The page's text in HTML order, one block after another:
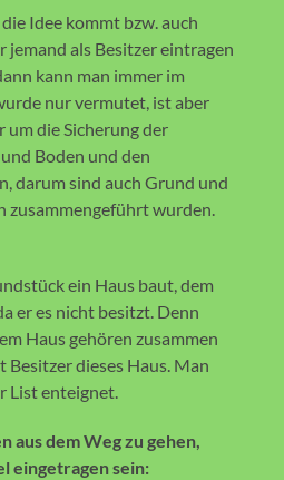
Idee kommt bzw. auch
jemand als Besitzer eintragen
kann man immer im
nur vermutet, ist aber
um die Sicherung der
Boden und den
darum sind auch Grund und
zusammengeführt wurden.
ein Haus baut, dem
er es nicht besitzt. Denn
Haus gehören zusammen
dieses Haus. Man
List enteignet.
aus dem Weg zu gehen,
eingetragen sein: